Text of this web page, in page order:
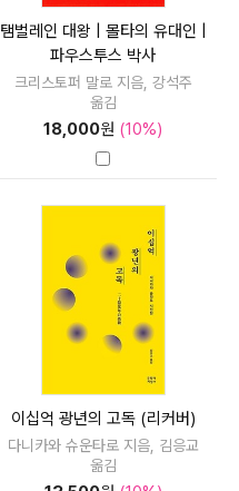
탬벌레인 대왕 | 몰타의 유대인 |
파우스투스 박사
크리스토퍼 말로 지음, 강석주
옮김
18,000원 (10%)
이십억 광년의 고독 (리커버)
다니카와 슈운타로 지음, 김응교
옮김